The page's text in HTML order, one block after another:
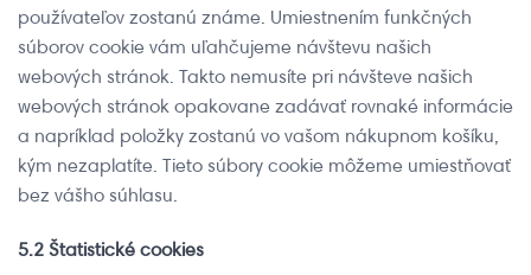
používateľov zostanú známe. Umiestnením funkčných
súborov cookie vám uľahčujeme návštevu našich
webových stránok. Takto nemusíte pri návšteve našich
webových stránok opakovane zadávať rovnaké informácie
a napríklad položky zostanú vo vašom nákupnom košíku,
kým nezaplatíte. Tieto súbory cookie môžeme umiestňovať
bez vášho súhlasu.
5.2 Štatistické cookies